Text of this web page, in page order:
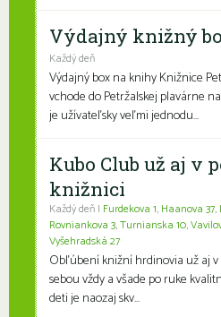
Výdajný knižný
Každý deň
Výdajný box na knihy Knižnice
vchode do Petržalskej plavárne
je užívateľsky veľmi jednodu...
Kubo Club už aj v
knižnici
Každý deň | Furdekova 1, Haanova 37,
Rovniankova 3,Turnianska 10,
Vyšehradská 27
Obľúbení knižní hrdinovia už aj
sebou vždy a všade po ruke
deti je naozaj skv...